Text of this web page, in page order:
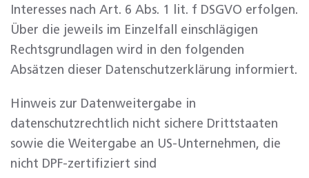
Interesses nach Art. 6 Abs. 1 lit. f DSGVO erfolgen.
Über die jeweils im Einzelfall einschlägigen
Rechtsgrundlagen wird in den folgenden
Absätzen dieser Datenschutzerklärung informiert.
Hinweis zur Datenweitergabe in
datenschutzrechtlich nicht sichere Drittstaaten
sowie die Weitergabe an US-Unternehmen, die
nicht DPF-zertifiziert sind